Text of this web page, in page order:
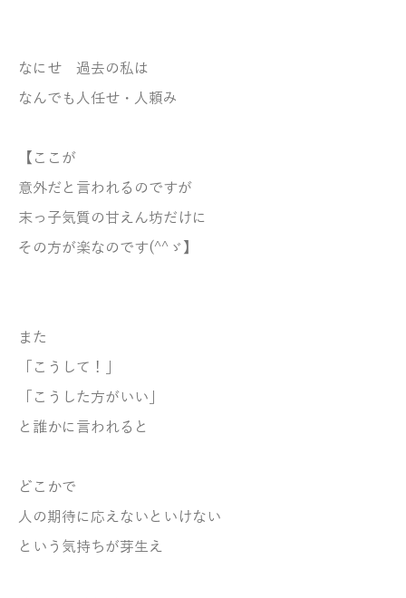
なにせ 過去の私は
なんでも人任せ・ 人頼み
【ここが
意外だと言われるのですが
末っ子気質の甘えん坊だけに
その方が楽なのです(^^ゞ】
また
「こうして！」
「こうした方がいい」
と誰かに言われると
どこかで
人の期待に応えないといけない
という気持ちが芽生え